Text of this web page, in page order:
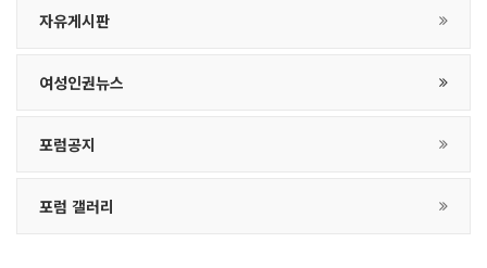
자유게시판
여성인권뉴스
포럼공지
포럼 갤러리